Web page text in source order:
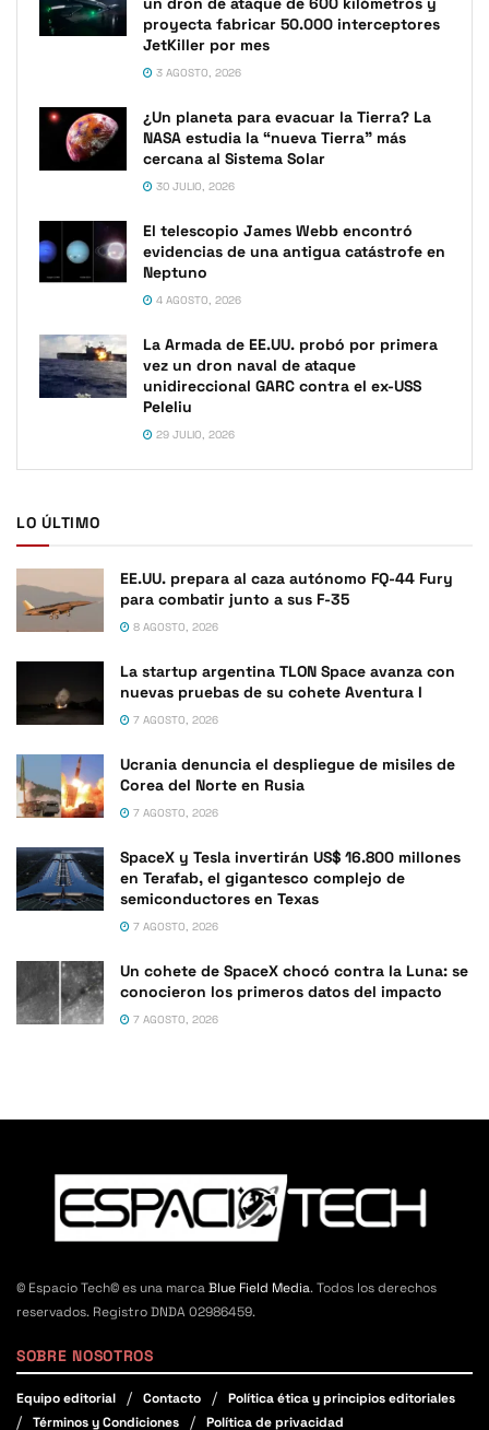
proyecta fabricar 50.000 interceptores
JetKiller por mes
3 AGOSTO, 2026
¿Un planeta para evacuar la Tierra? La
NASA estudia la “nueva Tierra” más
cercana al Sistema Solar
30 JULIO, 2026
El telescopio James Webb encontró
evidencias de una antigua catástrofe en
Neptuno
4 AGOSTO, 2026
La Armada de EE.UU. probó por primera
vez un dron naval de ataque
unidireccional GARC contra el ex-USS
Peleliu
29 JULIO, 2026
LO ÚLTIMO
EE.UU. prepara al caza autónomo FQ-44 Fury
para combatir junto a sus F-35
8 AGOSTO, 2026
La startup argentina TLON Space avanza con
nuevas pruebas de su cohete Aventura I
7 AGOSTO, 2026
Ucrania denuncia el despliegue de misiles de
Corea del Norte en Rusia
7 AGOSTO, 2026
SpaceX y Tesla invertirán US$ 16.800 millones
en Terafab, el gigantesco complejo de
semiconductores en Texas
7 AGOSTO, 2026
Un cohete de SpaceX chocó contra la Luna: se
conocieron los primeros datos del impacto
7 AGOSTO, 2026
© Espacio Tech© es una marcaBlue Field Media. Todos los derechos
reservados. Registro DNDA 02986459.
SOBRE NOSOTROS
Equipo editorial Contacto
Política ética y principios editoriales
Términos y Condiciones
Política de privacidad